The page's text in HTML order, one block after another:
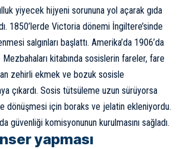
yiyecek hijyeni sorununa yol açarak gıda
1850’lerde Victoria dönemi İngiltere’sinde
salgınları başlattı. Amerika’da 1906’da
Mezbahaları kitabında sosislerin fareler, fare
zehirli ekmek ve bozuk sosisle
çıkardı. Sosis tütsüleme uzun sürüyorsa
dönüşmesi için boraks ve jelatin ekleniyordu.
güvenliği komisyonunun kurulmasını sağladı.
yapması